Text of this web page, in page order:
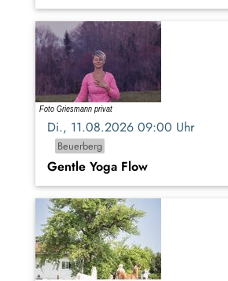
Di., 11.08.2026 09:00 Uhr
Beuerberg
Gentle Yoga Flow